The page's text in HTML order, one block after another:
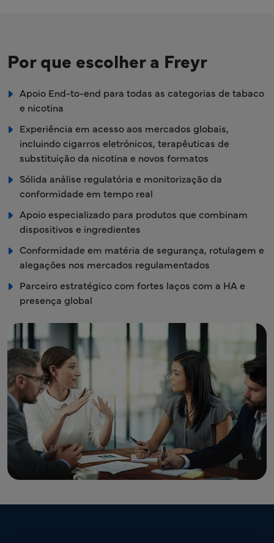
Por que escolher a Freyr
Apoio End-to-end para todas as categorias de tabaco
e nicotina
Experiência em acesso aos mercados globais,
incluindo cigarros eletrónicos, terapêuticas de
substituição da nicotina e novos formatos
Sólida análise regulatória e monitorização da
conformidade em tempo real
Apoio especializado para produtos que combinam
dispositivos e ingredientes
Conformidade em matéria de segurança, rotulagem e
alegações nos mercados regulamentados
Parceiro estratégico com fortes laços com a HA e
presença global